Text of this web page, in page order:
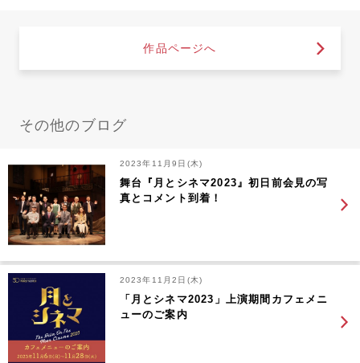
作品ページへ
その他のブログ
2023年11月9日(木)
舞台『月とシネマ2023』初日前会見の写
真とコメント到着！
2023年11月2日(木)
「月とシネマ2023」上演期間カフェメニ
ューのご案内